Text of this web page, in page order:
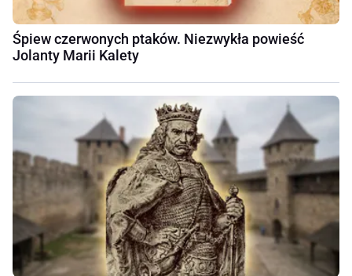
Śpiew czerwonych ptaków. Niezwykła powieść
Jolanty Marii Kalety